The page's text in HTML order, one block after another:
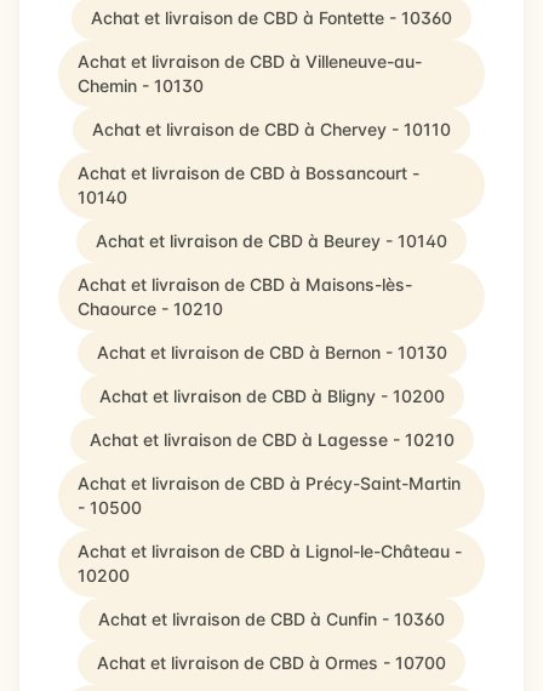
Achat et livraison de CBD à Fontette - 10360
Achat et livraison de CBD à Villeneuve-au-
Chemin - 10130
Achat et livraison de CBD à Chervey - 10110
Achat et livraison de CBD à Bossancourt -
10140
Achat et livraison de CBD à Beurey - 10140
Achat et livraison de CBD à Maisons-lès-
Chaource - 10210
Achat et livraison de CBD à Bernon - 10130
Achat et livraison de CBD à Bligny - 10200
Achat et livraison de CBD à Lagesse - 10210
Achat et livraison de CBD à Précy-Saint-Martin
- 10500
Achat et livraison de CBD à Lignol-le-Château -
10200
Achat et livraison de CBD à Cunfin - 10360
Achat et livraison de CBD à Ormes - 10700